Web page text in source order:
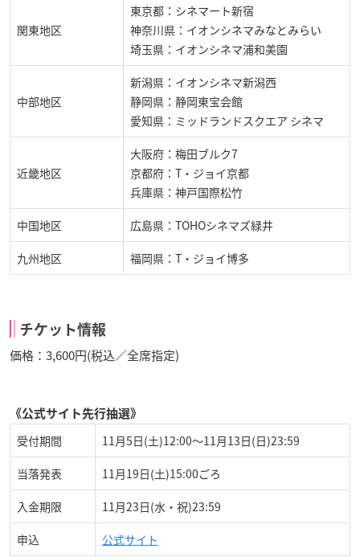
関東地区
東京都：シネマート新宿
神奈川県：イオンシネマみなとみらい
埼玉県：イオンシネマ浦和美園
中部地区
新潟県：イオンシネマ新潟西
静岡県：静岡東宝会館
愛知県：ミッドランドスクエア シネマ
近畿地区
大阪府：梅田ブルク7
京都府：T・ジョイ京都
兵庫県：神戸国際松竹
中国地区 広島県：TOHOシネマズ緑井
九州地区 福岡県：T・ジョイ博多
チケット情報
価格：3,600円(税込／全席指定)
《公式サイト先行抽選》
受付期間 11月5日(土)12:00～11月13日(日)23:59
当落発表 11月19日(土)15:00ごろ
入金期限 11月23日(水・祝)23:59
申込 公式サイト